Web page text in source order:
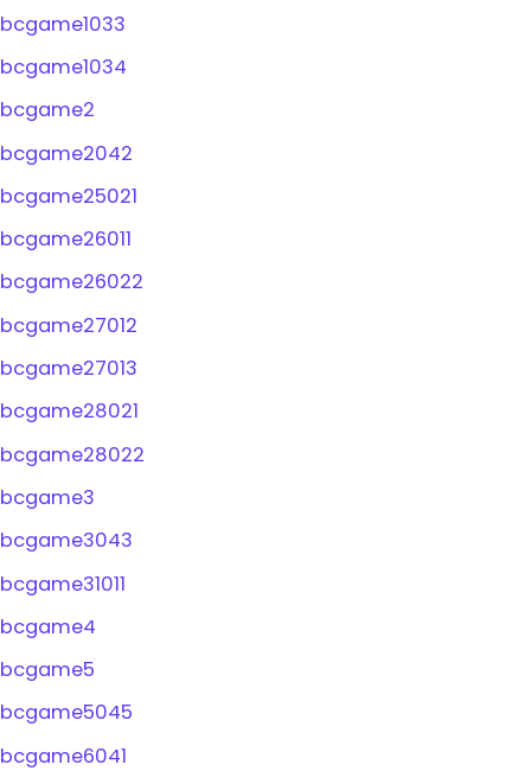
bcgame1033
bcgame1034
bcgame2
bcgame2042
bcgame25021
bcgame26011
bcgame26022
bcgame27012
bcgame27013
bcgame28021
bcgame28022
bcgame3
bcgame3043
bcgame31011
bcgame4
bcgame5
bcgame5045
bcgame6041